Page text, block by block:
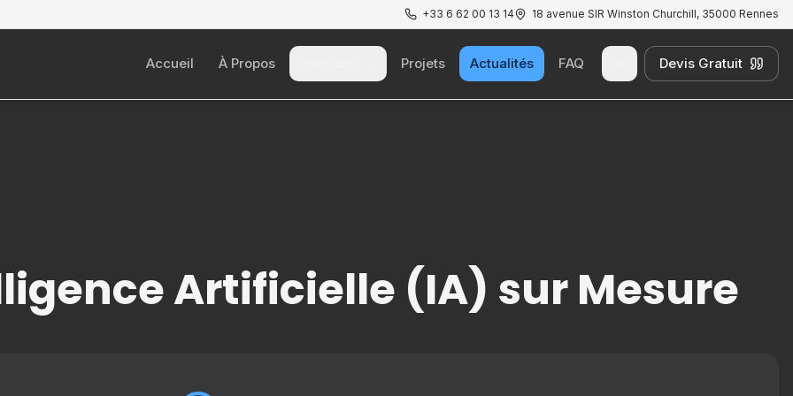
+33 6 62 00 13 14 18 avenue SIR Winston Churchill, 35000 Rennes
Accueil À Propos Projets Actualités FAQ Passer au thème clair
Devis Gratuit
Artificielle (IA) sur Mesure